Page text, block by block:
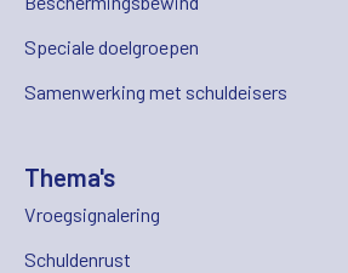
Speciale doelgroepen
Samenwerking met schuldeisers
Thema's
Vroegsignalering
Schuldenrust